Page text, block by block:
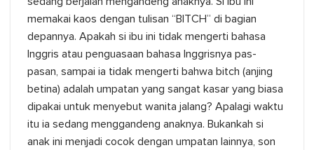
memakai kaos dengan tulisan “BITCH” di bagian
depannya. Apakah si ibu ini tidak mengerti bahasa
Inggris atau penguasaan bahasa Inggrisnya pas-
pasan, sampai ia tidak mengerti bahwa bitch (anjing
betina) adalah umpatan yang sangat kasar yang biasa
dipakai untuk menyebut wanita jalang? Apalagi waktu
itu ia sedang menggandeng anaknya. Bukankah si
anak ini menjadi cocok dengan umpatan lainnya, son